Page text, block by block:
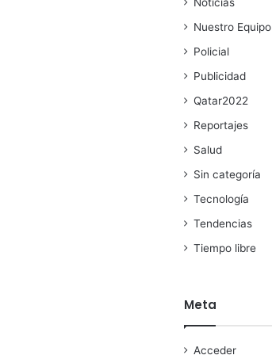
Nuestro Equipo
Policial
Publicidad
Qatar2022
Reportajes
Salud
Sin categoría
Tecnología
Tendencias
Tiempo libre
Meta
Acceder